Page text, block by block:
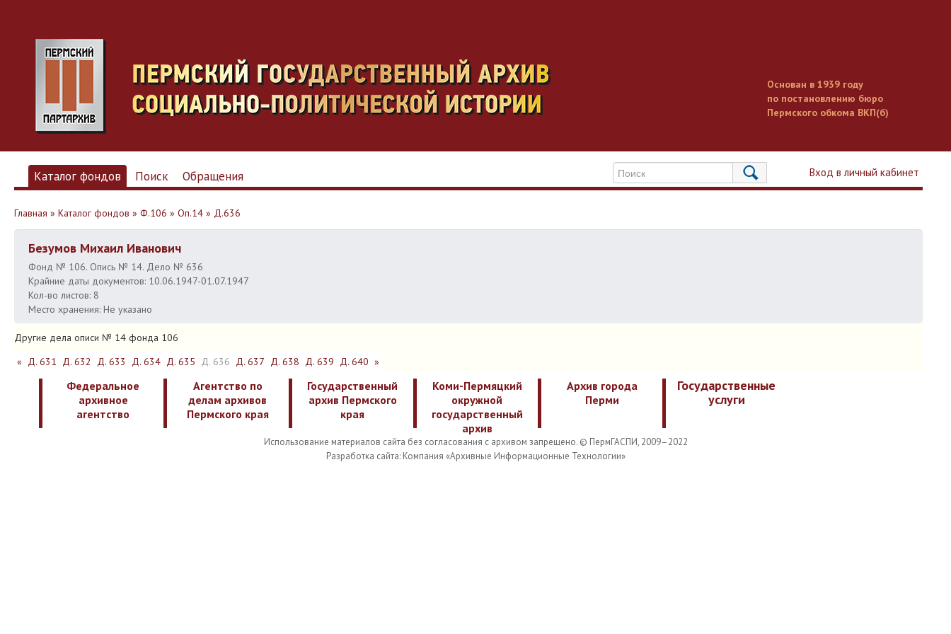
Основан в 1939 году
по постановлению бюро
Пермского обкома ВКП(б)
Вход в личный кабинет
Каталог фондов Поиск Обращения
Главная » Каталог фондов » Ф.106 » Оп.14 » Д.636
Безумов Михаил Иванович
Фонд № 106. Опись № 14. Дело № 636
Крайние даты документов: 10.06.1947-01.07.1947
Кол-во листов: 8
Место хранения: Не указано
Другие дела описи № 14 фонда 106
« Д. 631 Д. 632 Д. 633 Д. 634 Д. 635 Д. 636 Д. 637 Д. 638 Д. 639 Д. 640 »
Федеральное
архивное
агентство
Агентство по
делам архивов
Пермского края
Государственный
архив Пермского
края
Коми-Пермяцкий
окружной
государственный
архив
Архив города
Перми
Государственные
услуги
Использование материалов сайта без согласования с архивом запрещено. © ПермГАСПИ, 2009–2022
Разработка сайта: Компания «Архивные Информационные Технологии»